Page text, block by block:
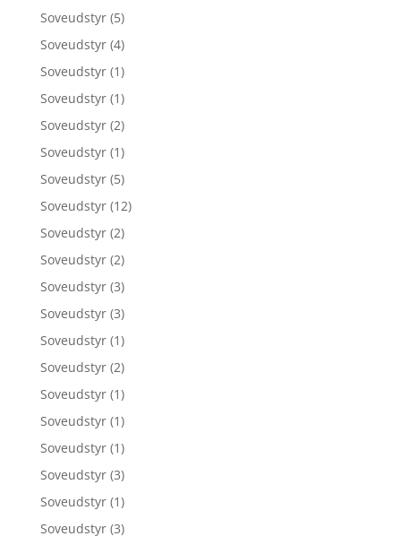
Soveudstyr (5)
Soveudstyr (4)
Soveudstyr (1)
Soveudstyr (1)
Soveudstyr (2)
Soveudstyr (1)
Soveudstyr (5)
Soveudstyr (12)
Soveudstyr (2)
Soveudstyr (2)
Soveudstyr (3)
Soveudstyr (3)
Soveudstyr (1)
Soveudstyr (2)
Soveudstyr (1)
Soveudstyr (1)
Soveudstyr (1)
Soveudstyr (3)
Soveudstyr (1)
Soveudstyr (3)